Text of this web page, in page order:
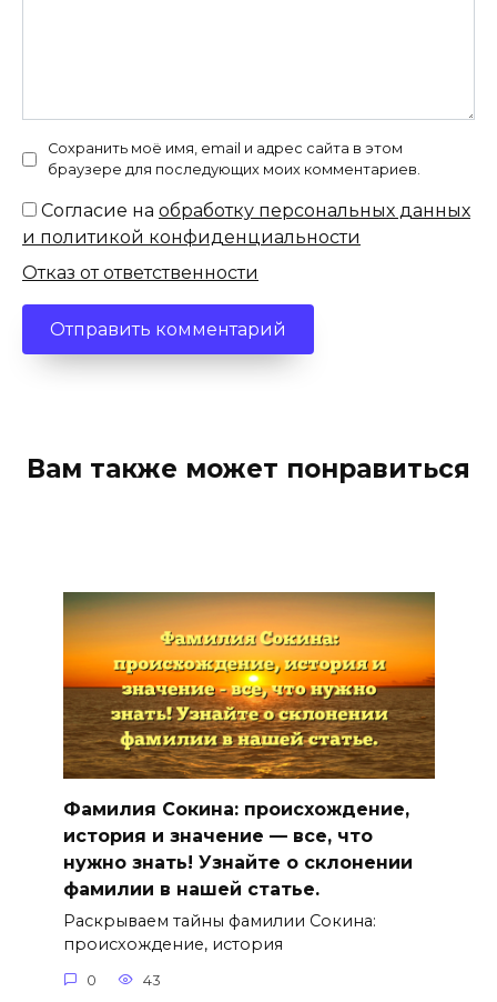
Сохранить моё имя, email и адрес сайта в этом
браузере для последующих моих комментариев.
Согласие на обработку персональных данных
и политикой конфиденциальности
Отказ от ответственности
Вам также может понравиться
Фамилия Сокина: происхождение,
история и значение — все, что
нужно знать! Узнайте о склонении
фамилии в нашей статье.
Раскрываем тайны фамилии Сокина:
происхождение, история
0 43